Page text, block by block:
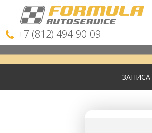
+7 (812) 494-90-09